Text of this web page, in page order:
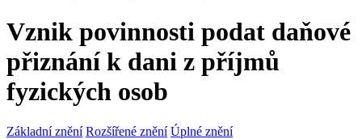
Vznik povinnosti podat daňové
přiznání k dani z příjmů
fyzických osob
Základní znění Rozšířené znění Úplné znění